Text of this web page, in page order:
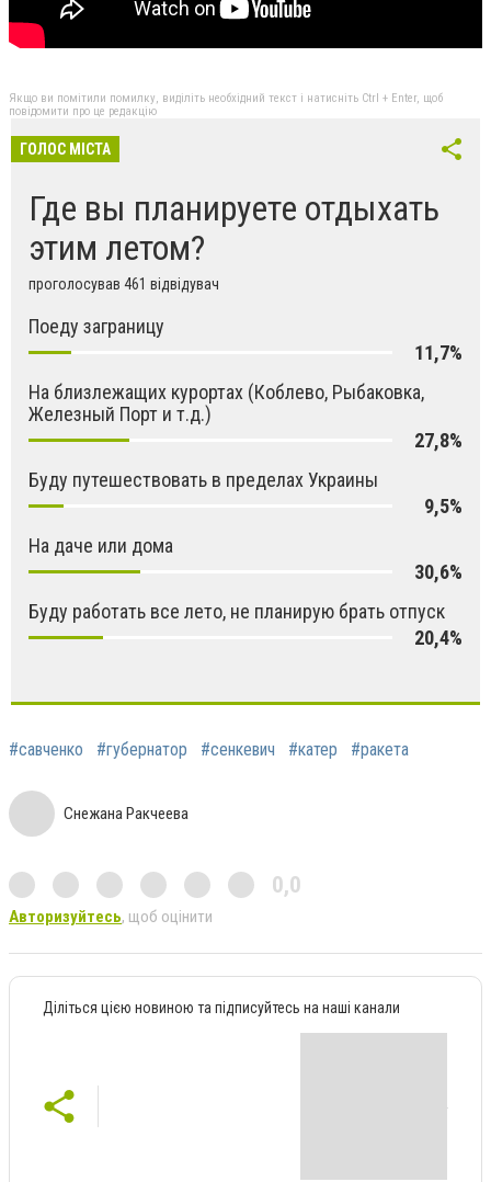
Якщо ви помітили помилку, виділіть необхідний текст і натисніть Ctrl + Enter, щоб
повідомити про це редакцію
ГОЛОС МІСТА
Где вы планируете отдыхать
этим летом?
проголосував 461 відвідувач
Поеду заграницу
11,7%
На близлежащих курортах (Коблево, Рыбаковка,
Железный Порт и т.д.)
27,8%
Буду путешествовать в пределах Украины
9,5%
На даче или дома
30,6%
Буду работать все лето, не планирую брать отпуск
20,4%
#савченко #губернатор #сенкевич #катер #ракета
Снежана Ракчеева
0,0
Авторизуйтесь, щоб оцінити
Діліться цією новиною та підписуйтесь на наші канали